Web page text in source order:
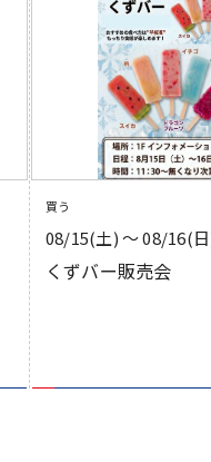
買う
08/15(土) 〜 08/16(
くずバー販売会